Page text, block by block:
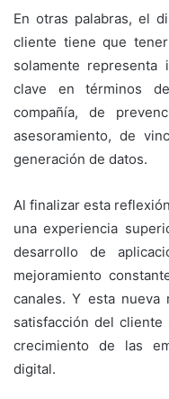
En otras palabras, el
cliente tiene que
solamente
clave en términos
compañía, de
asesoramiento, de
generación de datos.
Al finalizar esta
una experiencia
desarrollo de
mejoramiento
canales. Y esta
satisfacción del
crecimiento de las
digital.